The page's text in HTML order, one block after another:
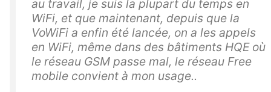
au travail, je suis la plupart du temps en
WiFi, et que maintenant, depuis que la
VoWiFi a enfin été lancée, on a les appels
en WiFi, même dans des bâtiments HQE où
le réseau GSM passe mal, le réseau Free
mobile convient à mon usage..